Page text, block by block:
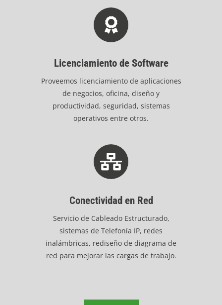
Licenciamiento de Software
Proveemos licenciamiento de aplicaciones
de negocios, oficina, diseño y
productividad, seguridad, sistemas
operativos entre otros.
Conectividad en Red
Servicio de Cableado Estructurado,
sistemas de Telefonía IP, redes
inalámbricas, rediseño de diagrama de
red para mejorar las cargas de trabajo.